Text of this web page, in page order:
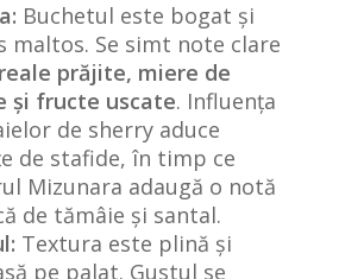
Buchetul este bogat și
maltos. Se simt note clare
prăjite, miere de
și fructe uscate. Influența
de sherry aduce
de stafide, în timp ce
Mizunara adaugă o notă
de tămâie și santal.
Textura este plină și
pe palat. Gustul se